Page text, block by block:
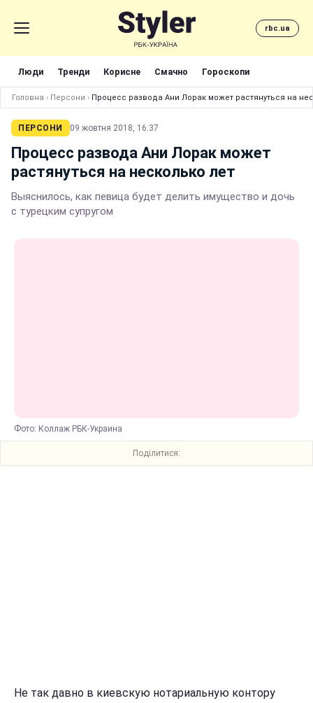
rbc.ua
Люди Тренди Корисне Смачно Гороскопи
Головна › Персони › Процесс развода Ани Лорак может растянуться на
ПЕРСОНИ 09 жовтня 2018, 16:37
Процесс развода Ани Лорак может
растянуться на несколько лет
Выяснилось, как певица будет делить имущество и дочь
с турецким супругом
Фото: Коллаж РБК-Украина
Поділитися:
Не так давно в киевскую нотариальную контору